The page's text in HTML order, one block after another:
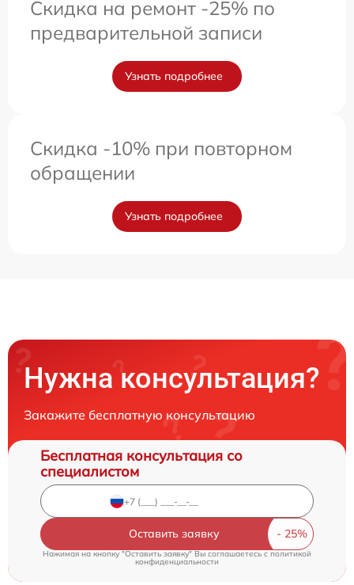
Скидка на ремонт -25% по
предварительной записи
Узнать подробнее
Скидка -10% при повторном
обращении
Узнать подробнее
Нужна консультация?
Закажите бесплатную консультацию
Бесплатная консультация со
специалистом
Оставить заявку
Нажимая на кнопку "Оставить заявку" Вы соглашаетесь c политикой
конфиденциальности